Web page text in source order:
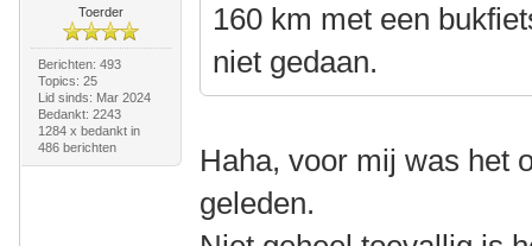
Toerder
Berichten: 493
Topics: 25
Lid sinds: Mar 2024
Bedankt: 2243
1284 x bedankt in
486 berichten
160 km met een
niet gedaan.
Haha, voor mij was het
geleden.